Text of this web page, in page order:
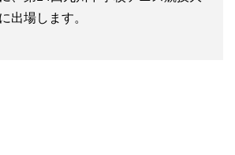
出場します。